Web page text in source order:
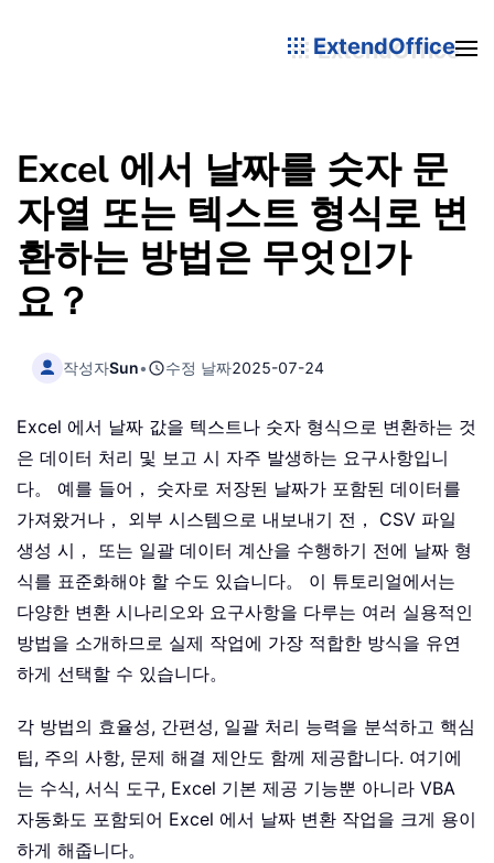
ExtendOffice
Excel 에서 날짜를 숫자 문
자열 또는 텍스트 형식로 변
환하는 방법은 무엇인가
요？
작성자Sun• 수정 날짜2025-07-24
Excel 에서 날짜 값을 텍스트나 숫자 형식으로 변환하는 것
은 데이터 처리 및 보고 시 자주 발생하는 요구사항입니
다。 예를 들어， 숫자로 저장된 날짜가 포함된 데이터를
가져왔거나， 외부 시스템으로 내보내기 전， CSV 파일
생성 시， 또는 일괄 데이터 계산을 수행하기 전에 날짜 형
식를 표준화해야 할 수도 있습니다。 이 튜토리얼에서는
다양한 변환 시나리오와 요구사항을 다루는 여러 실용적인
방법을 소개하므로 실제 작업에 가장 적합한 방식을 유연
하게 선택할 수 있습니다。
각 방법의 효율성, 간편성, 일괄 처리 능력을 분석하고 핵심
팁, 주의 사항, 문제 해결 제안도 함께 제공합니다. 여기에
는 수식, 서식 도구, Excel 기본 제공 기능뿐 아니라 VBA
자동화도 포함되어 Excel 에서 날짜 변환 작업을 크게 용이
하게 해줍니다。